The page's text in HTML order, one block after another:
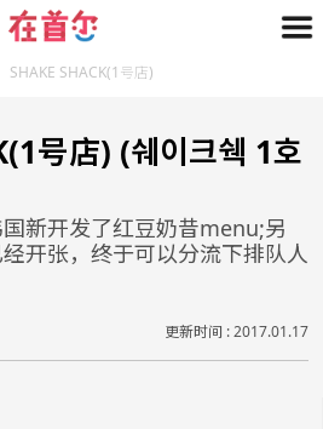
SHAKE SHACK(1号店)
号店) (쉐이크쉑 1호
国新开发了红豆奶昔menu;另
开张，终于可以分流下排队人
更新时间 : 2017.01.17